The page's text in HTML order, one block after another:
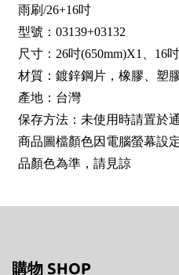
雨刷/26+16吋
型號：03139+03132
尺寸：26吋(650mm)X1、16
材質：鍍鋅鋼片，橡膠、塑
產地：台灣
保存方法：未使用時請置於
商品圖檔顏色因電腦螢幕設
品顏色為準，請見諒
購物 SHOP